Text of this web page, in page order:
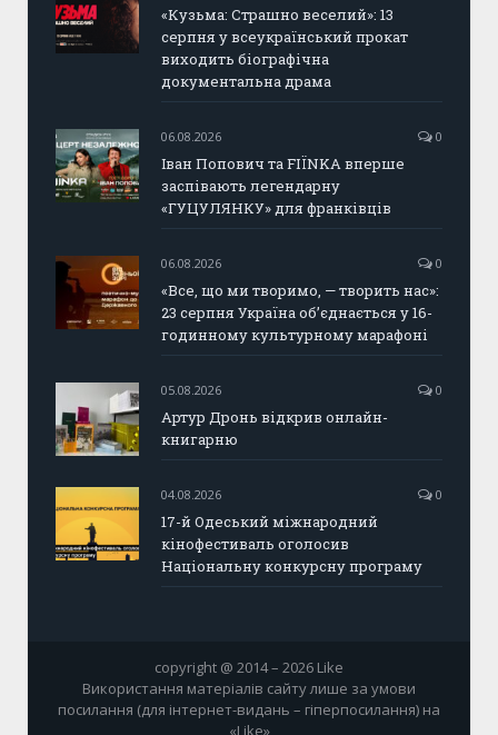
«Кузьма: Страшно веселий»: 13
серпня у всеукраїнський прокат
виходить біографічна
документальна драма
06.08.2026 0
Іван Попович та FIÏNKA вперше
заспівають легендарну
«ГУЦУЛЯНКУ» для франківців
06.08.2026 0
«Все, що ми творимо, — творить нас»:
23 серпня Україна об’єднається у 16-
годинному культурному марафоні
05.08.2026 0
Артур Дронь відкрив онлайн-
книгарню
04.08.2026 0
17-й Одеський міжнародний
кінофестиваль оголосив
Національну конкурсну програму
copyright @ 2014 – 2026 Like
Використання матеріалів сайту лише за умови
посилання (для інтернет-видань – гіперпосилання) на
«Like»